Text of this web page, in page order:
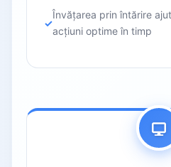
Învățarea prin întărire
acțiuni optime în timp